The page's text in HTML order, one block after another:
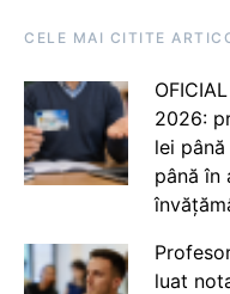
CELE MAI CITITE
2026:
lei
până în
luat